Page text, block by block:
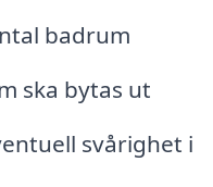
badrum
ska bytas ut
svårighet i